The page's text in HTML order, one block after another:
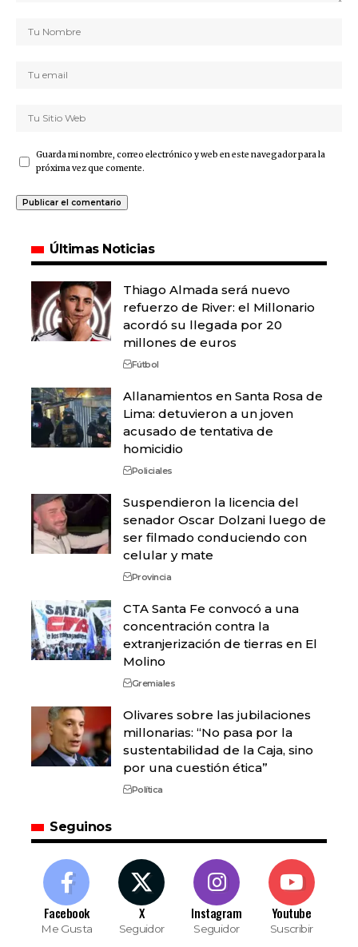
Guarda mi nombre, correo electrónico y web en este navegador para la
próxima vez que comente.
Últimas Noticias
Thiago Almada será nuevo
refuerzo de River: el Millonario
acordó su llegada por 20
millones de euros
Fútbol
Allanamientos en Santa Rosa de
Lima: detuvieron a un joven
acusado de tentativa de
homicidio
Policiales
Suspendieron la licencia del
senador Oscar Dolzani luego de
ser filmado conduciendo con
celular y mate
Provincia
CTA Santa Fe convocó a una
concentración contra la
extranjerización de tierras en El
Molino
Gremiales
Olivares sobre las jubilaciones
millonarias: “No pasa por la
sustentabilidad de la Caja, sino
por una cuestión ética”
Política
Seguinos
Facebook
Me Gusta
X
Seguidor
Instagram
Seguidor
Youtube
Suscribir